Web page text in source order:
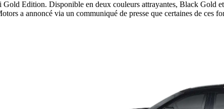
Gold Edition. Disponible en deux couleurs attrayantes, Black
a annoncé via un communiqué de presse que certaines de